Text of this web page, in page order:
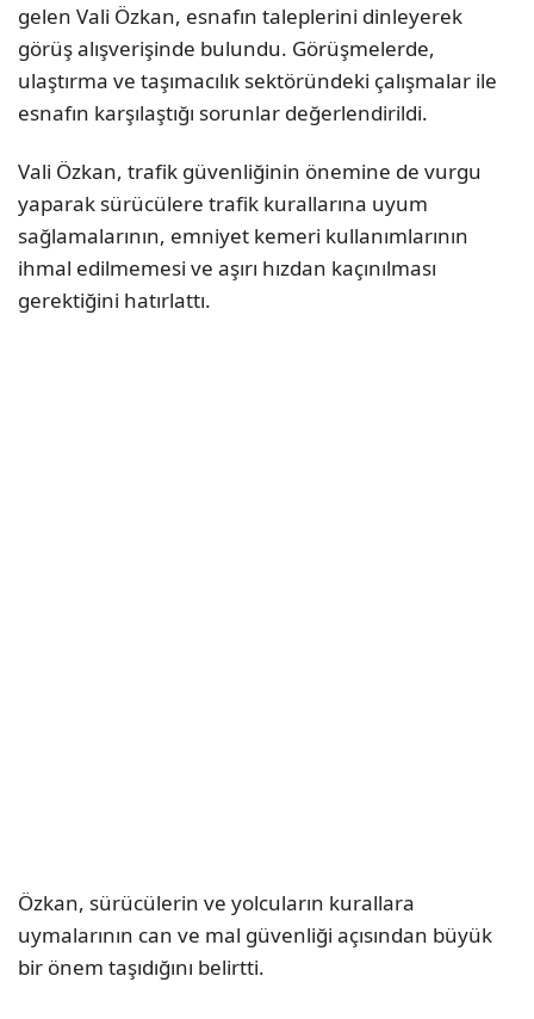
gelen Vali Özkan, esnafın taleplerini dinleyerek
görüş alışverişinde bulundu. Görüşmelerde,
ulaştırma ve taşımacılık sektöründeki çalışmalar ile
esnafın karşılaştığı sorunlar değerlendirildi.
Vali Özkan, trafik güvenliğinin önemine de vurgu
yaparak sürücülere trafik kurallarına uyum
sağlamalarının, emniyet kemeri kullanımlarının
ihmal edilmemesi ve aşırı hızdan kaçınılması
gerektiğini hatırlattı.
Özkan, sürücülerin ve yolcuların kurallara
uymalarının can ve mal güvenliği açısından büyük
bir önem taşıdığını belirtti.